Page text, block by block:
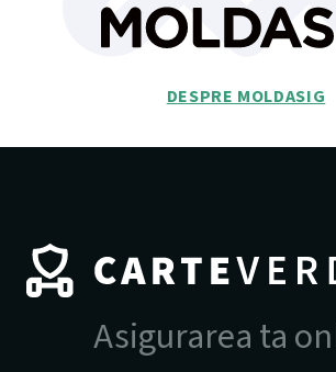
DESPRE MOLDASIG
Asigurarea ta